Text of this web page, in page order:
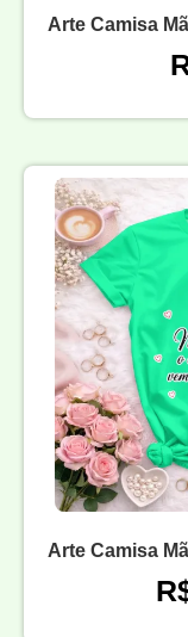
Arte Camisa
Arte Camisa